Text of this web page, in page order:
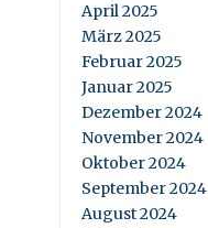
April 2025
März 2025
Februar 2025
Januar 2025
Dezember 2024
November 2024
Oktober 2024
September 2024
August 2024